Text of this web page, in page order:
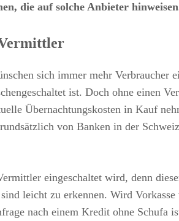
die auf solche Anbieter
sich immer mehr Verbraucher
ist. Doch ohne einen
Übernachtungskosten in Kauf
von Banken in der
eingeschaltet wird, denn
leicht zu erkennen. Wird
nach einem Kredit ohne Schufa